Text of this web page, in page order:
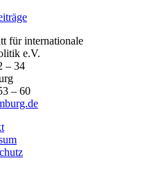
für internationale
e.V.
– 34
– 60